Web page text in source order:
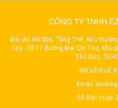
CÔNG TY TNHH
Địa chỉ: HA-S05, Tầng Trệt, Khu
City - Số 17 đường Mai Chí Thọ, Khu
Thủ Đức,
Mã số thuế:
Email:
Số điện thoại: